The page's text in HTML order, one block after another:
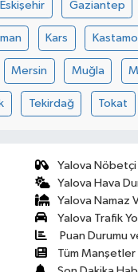
Eskişehir Gaziantep
Kars
Mersin Muğla
Tekirdağ Tokat
Yalova
Yalova Hava
Yalova Namaz
Yalova Trafik
Puan Durumu
Tüm Manşetler